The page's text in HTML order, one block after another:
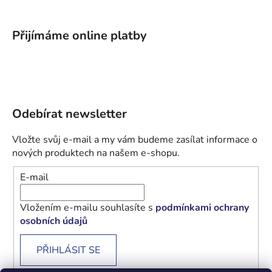
Přijímáme online platby
Odebírat newsletter
Vložte svůj e-mail a my vám budeme zasílat informace o
nových produktech na našem e-shopu.
E-mail
Vložením e-mailu souhlasíte s podmínkami ochrany
osobních údajů
PŘIHLÁSIT SE